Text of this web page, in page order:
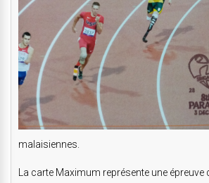
malaisiennes.
La carte Maximum représente une épreuve